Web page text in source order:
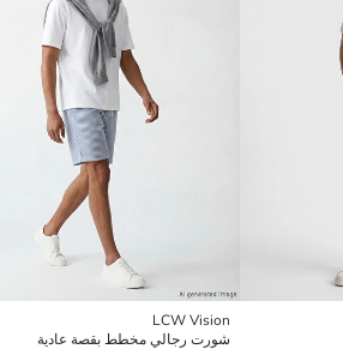
LCW Vision
شورت رجالي مخطط بقصة عادية